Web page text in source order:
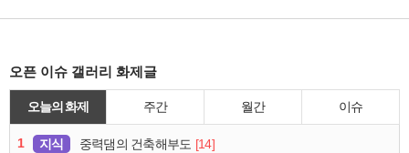
오픈 이슈 갤러리 화제글
오늘의 화제 주간 월간 이슈
1 지식 중력댐의 건축해부도 [14]